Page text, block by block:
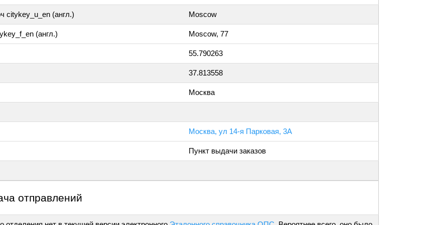
citykey_u_en (англ.) Moscow
(англ.) Moscow, 77
55.790263
37.813558
Москва
Москва, ул 14-я Парковая, 3А
Пункт выдачи заказов
отправлений